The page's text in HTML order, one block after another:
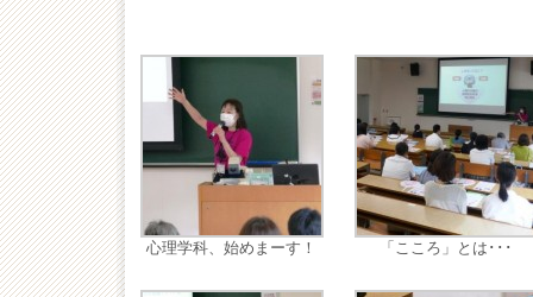
心理学科、始めまーす！ 「こころ」とは･･･